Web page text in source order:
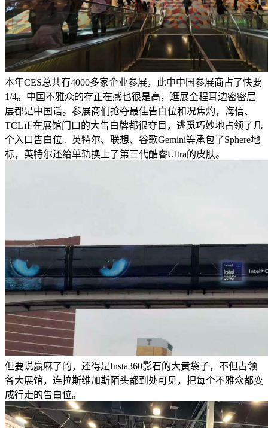
本年CES总共有4000多家企业参展，此中中国参展商占了快要
1/4。中国不雅众的存正在感也很是高，逛展全程耳边密密层
层都是中国话。参展商们抢夺最佳告白位和况焦灼，海信、
TCL正在展馆门口的大告白牌都很夺目，逃觅巧妙地占领了几
个入口告白位。英特尔、联想、谷歌Gemini等承包了Sphere地
标，英特尔还给单轨换上了第三代酷睿Ultra的皮肤。
但要说赢麻了的，还得是Insta360影石的大黄袋子，不但占领
各大展馆，连拉斯维加斯陌头都到处可见，把每个不雅众都变
成行走的告白位。